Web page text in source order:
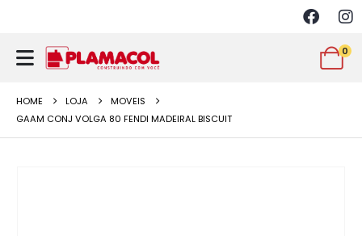
0
HOME LOJA
MOVEIS
GAAM CONJ VOLGA 80 FENDI MADEIRAL BISCUIT